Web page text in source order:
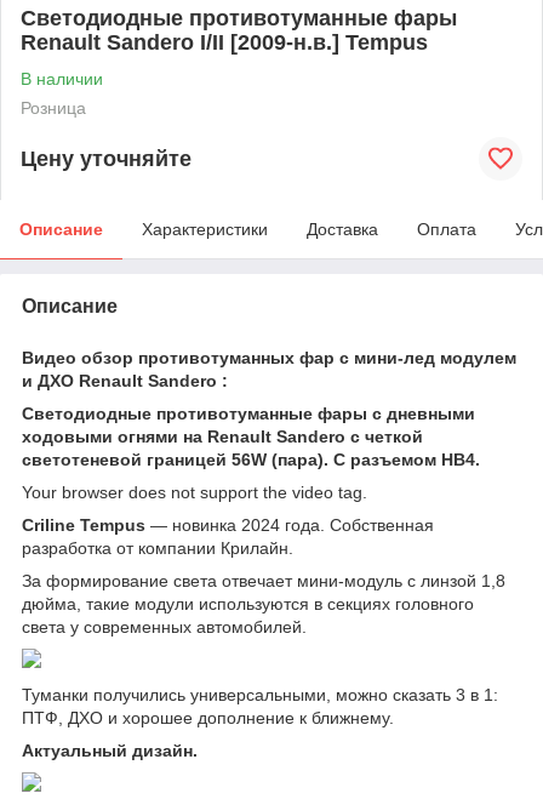
Светодиодные противотуманные фары
Renault Sandero I/II [2009-н.в.] Tempus
В наличии
Розница
Цену уточняйте
Описание Характеристики Доставка Оплата
Описание
Видео обзор противотуманных фар c мини-лед модулем
и ДХО Renault Sandero :
Светодиодные противотуманные фары с дневными
ходовыми огнями на Renault Sandero с четкой
светотеневой границей 56W (пара). С разъемом HB4.
Your browser does not support the video tag.
Criline Tempus — новинка 2024 года. Собственная
разработка от компании Крилайн.
За формирование света отвечает мини-модуль с линзой 1,8
дюйма, такие модули используются в секциях головного
света у современных автомобилей.
Туманки получились универсальными, можно сказать 3 в 1:
ПТФ, ДХО и хорошее дополнение к ближнему.
Актуальный дизайн.